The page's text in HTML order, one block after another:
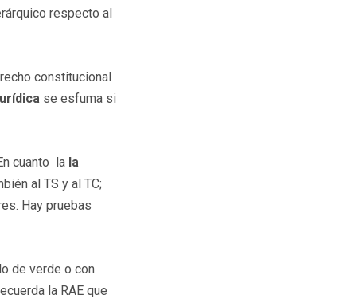
respecto al
constitucional
se esfuma si
cuanto la la
al TS y al TC;
Hay pruebas
de verde o con
la RAE que